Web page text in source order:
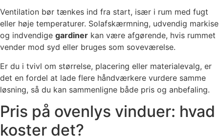
Ventilation bør tænkes ind fra start, især i rum med fugt
eller høje temperaturer. Solafskærmning, udvendig markise
og indvendige gardiner kan være afgørende, hvis rummet
vender mod syd eller bruges som soveværelse.
Er du i tvivl om størrelse, placering eller materialevalg, er
det en fordel at lade flere håndværkere vurdere samme
løsning, så du kan sammenligne både pris og anbefaling.
Pris på ovenlys vinduer: hvad
koster det?